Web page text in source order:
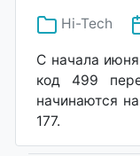
Hi-Tech
С начала
код 499
начинаются
177.